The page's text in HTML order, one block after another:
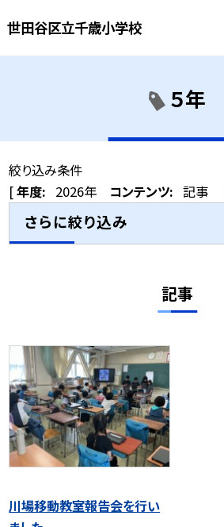
世田谷区立千歳小学校
５年
絞り込み条件
[年度: 2026年 コンテンツ: 記事
さらに絞り込み
記事
川場移動教室報告会を行い